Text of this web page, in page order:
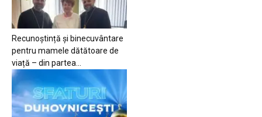
Recunoștință și binecuvântare
pentru mamele dătătoare de
viață – din partea...